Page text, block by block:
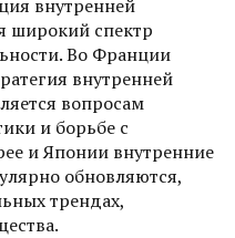
внутренней
широкий спектр
Во Франции
внутренней
вопросам
и борьбе с
и Японии внутренние
обновляются,
трендах,